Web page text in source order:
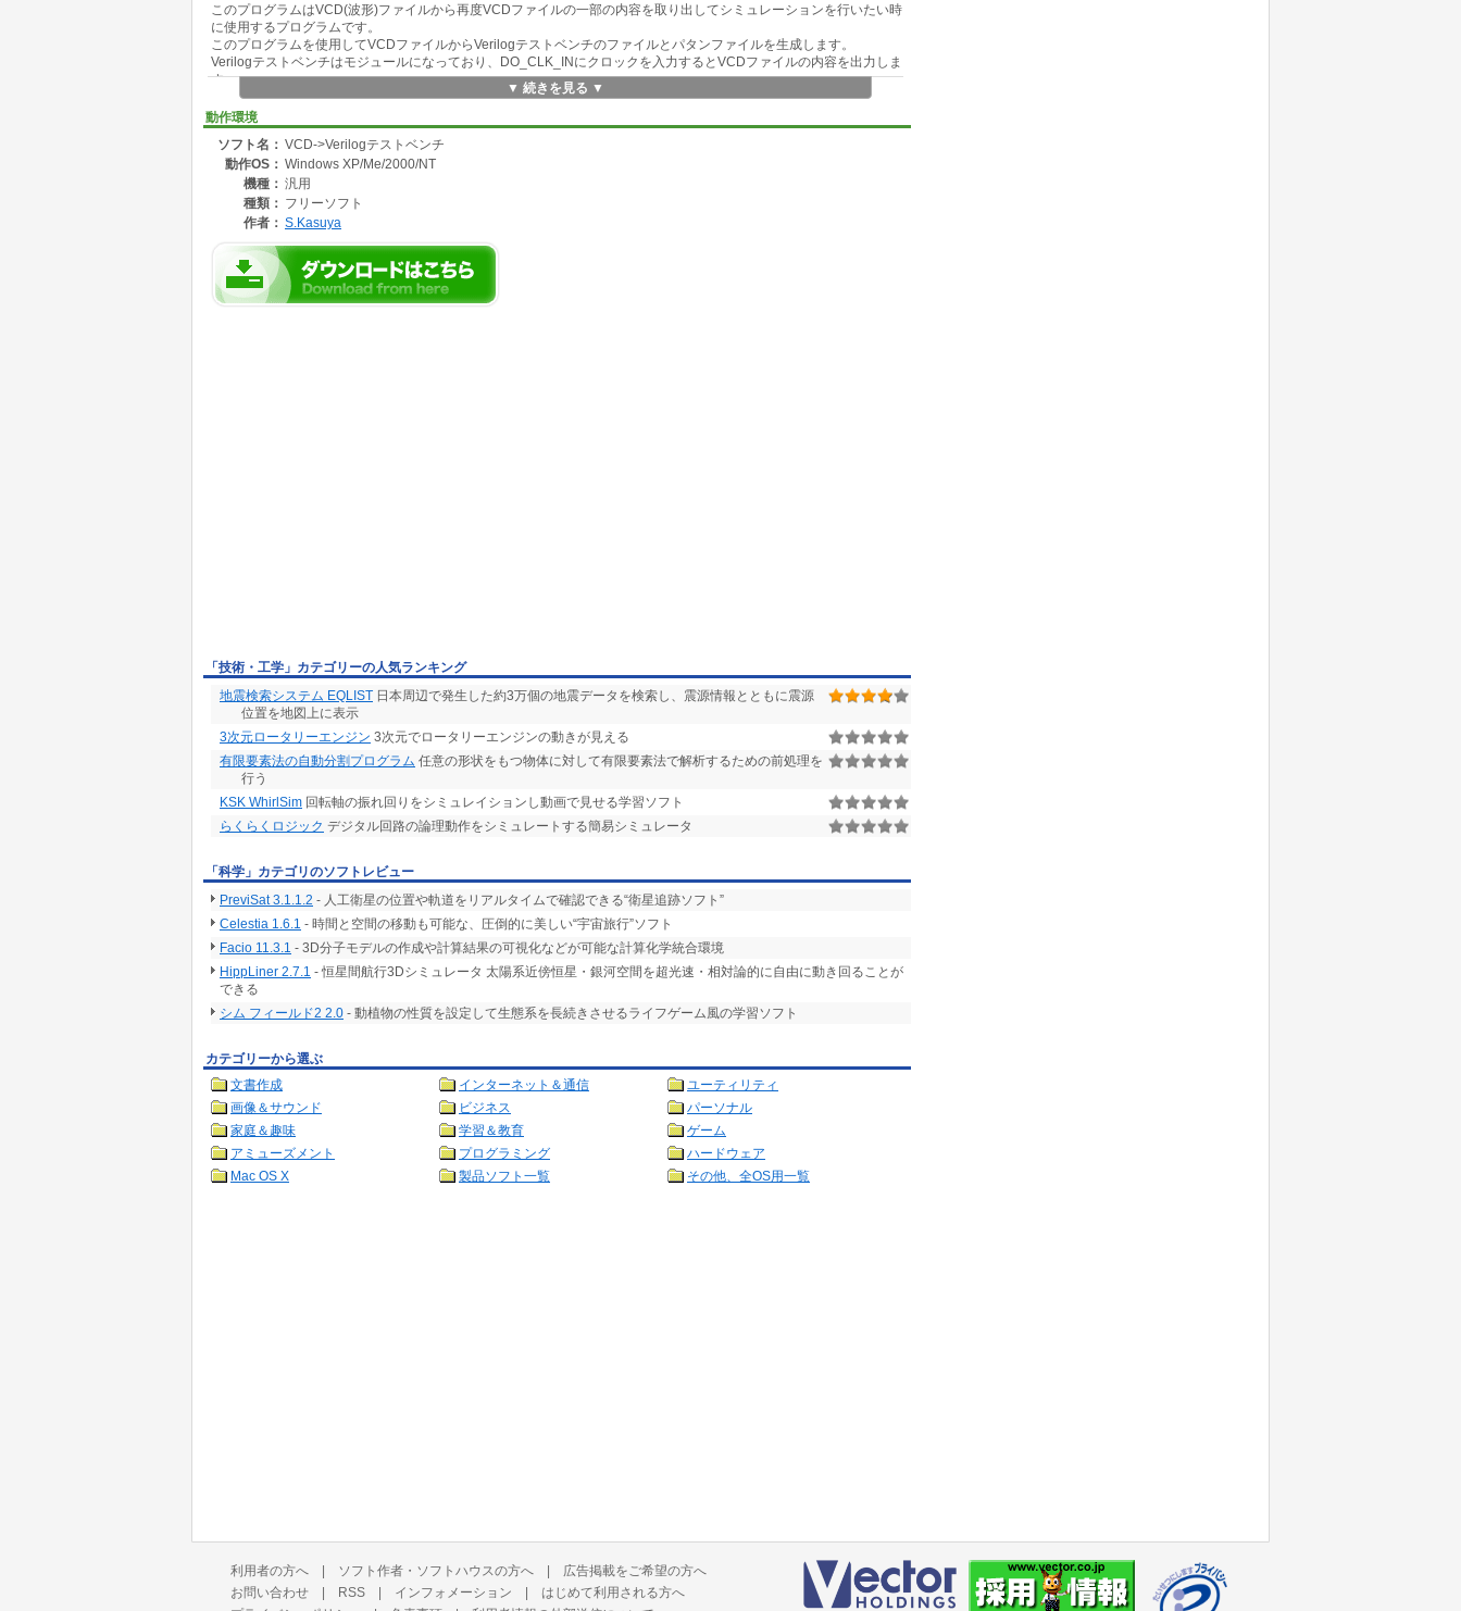
このプログラムはVCD(波形)ファイルから再度VCDファイルの一部の内容を取り出してシミュレーションを行いたい時
に使用するプログラムです。
このプログラムを使用してVCDファイルからVerilogテストベンチのファイルとパタンファイルを生成します。
Verilogテストベンチはモジュールになっており、DO_CLK_INにクロックを入力するとVCDファイルの内容を出力しま
す。
添付のcsvveri_sample.xlsで変換したVerilogを使用すれば、試しにすぐにシミュレーションが出来ます。
▼ 続きを見る ▼
動作環境
ソフト名： VCD->Verilogテストベンチ
動作OS： Windows XP/Me/2000/NT
機種： 汎用
種類： フリーソフト
作者： S.Kasuya
「技術・工学」カテゴリーの人気ランキング
地震検索システム EQLIST 日本周辺で発生した約3万個の地震データを検索し、震源情報とともに震源
位置を地図上に表示
3次元ロータリーエンジン 3次元でロータリーエンジンの動きが見える
有限要素法の自動分割プログラム 任意の形状をもつ物体に対して有限要素法で解析するための前処理を
行う
KSK WhirlSim 回転軸の振れ回りをシミュレイションし動画で見せる学習ソフト
らくらくロジック デジタル回路の論理動作をシミュレートする簡易シミュレータ
「科学」カテゴリのソフトレビュー
PreviSat 3.1.1.2 - 人工衛星の位置や軌道をリアルタイムで確認できる“衛星追跡ソフト”
Celestia 1.6.1 - 時間と空間の移動も可能な、圧倒的に美しい“宇宙旅行”ソフト
Facio 11.3.1 - 3D分子モデルの作成や計算結果の可視化などが可能な計算化学統合環境
HippLiner 2.7.1 - 恒星間航行3Dシミュレータ 太陽系近傍恒星・銀河空間を超光速・相対論的に自由に動き回ることが
できる
シム フィールド2 2.0 - 動植物の性質を設定して生態系を長続きさせるライフゲーム風の学習ソフト
カテゴリーから選ぶ
文書作成
インターネット＆通信
ユーティリティ
画像＆サウンド
ビジネス
パーソナル
家庭＆趣味
学習＆教育
ゲーム
アミューズメント
プログラミング
ハードウェア
Mac OS X
製品ソフト一覧 その他、全OS用一覧
利用者の方へ | ソフト作者・ソフトハウスの方へ | 広告掲載をご希望の方へ
お問い合わせ | RSS | インフォメーション | はじめて利用される方へ